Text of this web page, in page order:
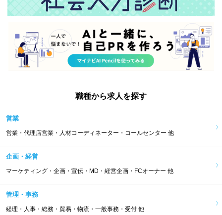
職種から求人を探す
営業
営業・代理店営業・人材コーディネーター・コールセンター 他
企画・経営
マーケティング・企画・宣伝・MD・経営企画・FCオーナー 他
管理・事務
経理・人事・総務・貿易・物流・一般事務・受付 他